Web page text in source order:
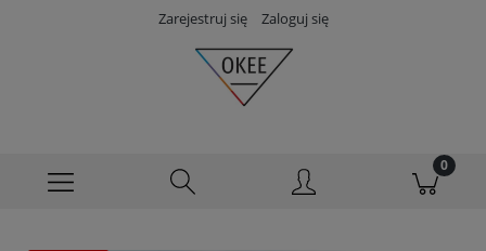
Zarejestruj się Zaloguj się